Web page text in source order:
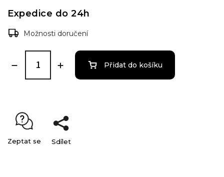
Expedice do 24h
Možnosti doručení
Přidat do košíku
Zeptat se Sdílet